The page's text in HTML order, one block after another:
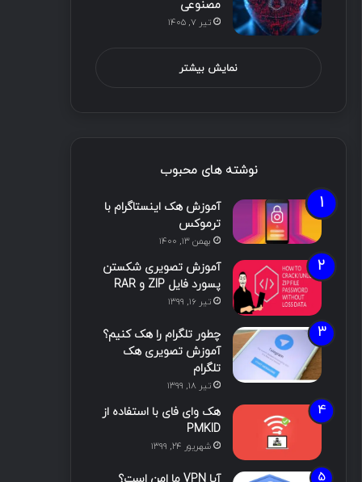
مصنوعی
تیر ۷, ۱۴۰۵
نمایش بیشتر
نوشته های محبوب
آموزش هک اینستاگرام با
ترموکس
بهمن ۱۳, ۱۴۰۰
آموزش تصویری شکستن
پسورد فایل ZIP و RAR
تیر ۱۶, ۱۳۹۹
چطور تلگرام را هک کنیم؟
آموزش تصویری هک
تلگرام
تیر ۱۸, ۱۳۹۹
هک وای فای با استفاده از
PMKID
شهریور ۲۴, ۱۳۹۹